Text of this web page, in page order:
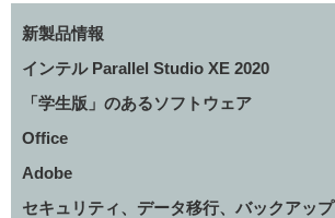
新製品情報
インテル Parallel Studio XE 2020
「学生版」のあるソフトウェア
Office
Adobe
セキュリティ、データ移行、バックアップ